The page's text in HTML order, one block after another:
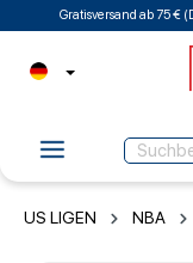
Gratisversand ab 75 €
US LIGEN NBA